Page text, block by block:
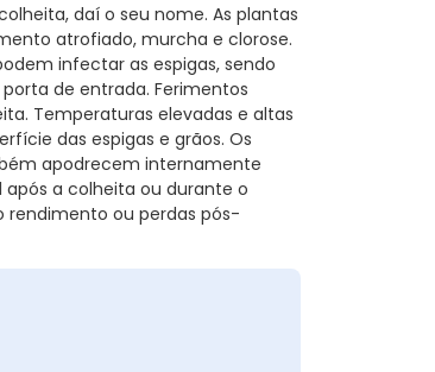
daí o seu nome. As plantas
atrofiado, murcha e clorose.
infectar as espigas, sendo
de entrada. Ferimentos
Temperaturas elevadas e altas
das espigas e grãos. Os
apodrecem internamente
a colheita ou durante o
rendimento ou perdas pós-